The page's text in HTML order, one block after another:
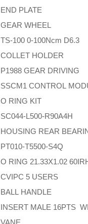
END PLATE
GEAR WHEEL
TS-100 0-100Ncm D6.3
COLLET HOLDER
P1988 GEAR DRIVING
SSCM1 CONTROL
O RING KIT
SC044-L500-R90A4H
HOUSING REAR
PT010-T5500-S4Q
O RING 21.33X1.02
CVIPC 5 USERS
BALL HANDLE
INSERT MALE 16PTS
VANE